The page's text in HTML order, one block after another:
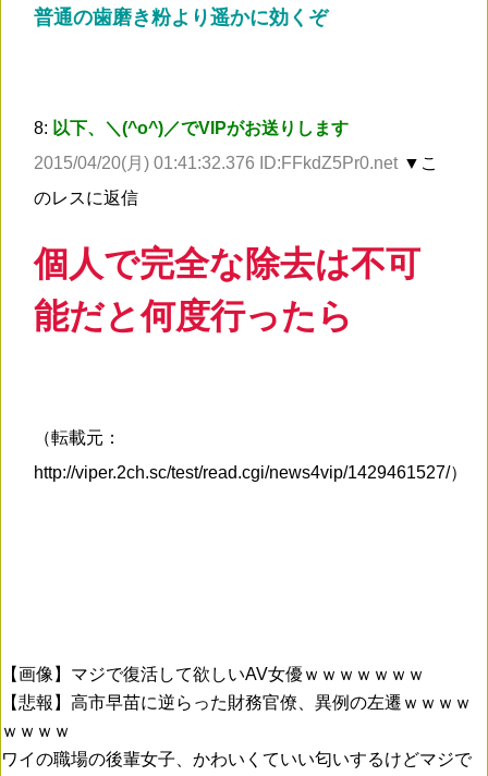
普通の歯磨き粉より遥かに効くぞ
8: 以下、＼(^o^)／でVIPがお送りします
2015/04/20(月) 01:41:32.376 ID:FFkdZ5Pr0.net ▼こ
のレスに返信
個人で完全な除去は不可
能だと何度行ったら
（転載元：
http://viper.2ch.sc/test/read.cgi/news4vip/1429461527/）
【画像】マジで復活して欲しいAV女優ｗｗｗｗｗｗｗ
【悲報】高市早苗に逆らった財務官僚、異例の左遷ｗｗｗｗ
ｗｗｗｗ
ワイの職場の後輩女子、かわいくていい匂いするけどマジで